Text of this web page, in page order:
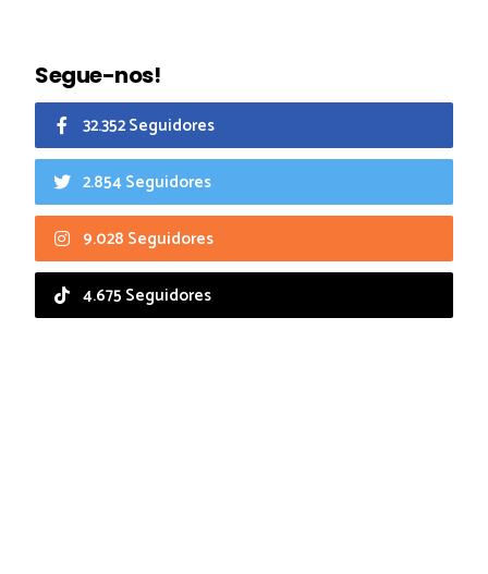
Segue-nos!
32.352 Seguidores
2.854 Seguidores
9.028 Seguidores
4.675 Seguidores